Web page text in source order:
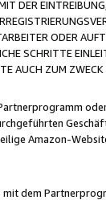
DER
ODER
SCHRITTE
AUCH ZUM
Amazon-
dem